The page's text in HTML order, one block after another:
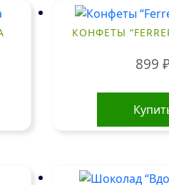
КОНФЕТЫ
899